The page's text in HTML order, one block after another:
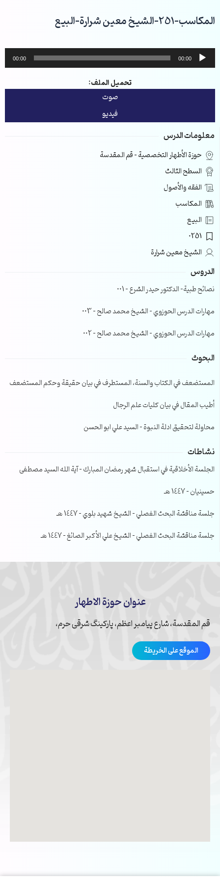
إلىالمكاسب-251-الشيخ معين شرارة-البيع
مشغل
الصوت
00:00
00:00
تحميل الملف:
صوت
فيديو
معلومات الدرس
حوزة الأطهار التخصصية – قم المقدسة
السطح الثالث
الفقه والأصول
المكاسب
البيع
0251
الشيخ معين شرارة
الدروس
نصائح طبية- الدكتور حيدر الشرع – 001
مهارات الدرس الحوزوي – الشيخ محمد صالح – 003
مهارات الدرس الحوزوي – الشيخ محمد صالح – 002
البحوث
المستضعف في الكتاب والسنة، المستطرف في بيان حقيقة وحكم المستضعف
أطيب المقال في بيان كليات علم الرجال
محاولة لتحقيق ادلة النبوة – السيد علي ابو الحسن
نشاطات
الجلسة الأخلاقية في استقبال شهر رمضان المبارك – آية الله السيد مصطفى
حسينيان – 1447 هـ
جلسة مناقشة البحث الفصلي – الشيخ شهيد بلوي – 1447 هـ
جلسة مناقشة البحث الفصلي – الشيخ علي الأكبر الصائغ – 1447 هـ
عنوان حوزة الاطهار
قم المقدسة، شارع پیامبر اعظم، پارکینگ شرقی حرم،
الموقع على الخريطة